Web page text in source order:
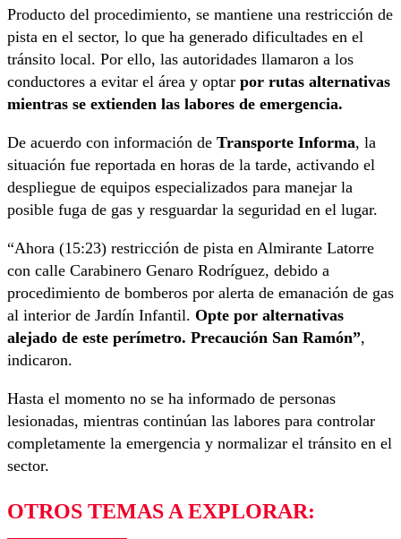
Producto del procedimiento, se mantiene una restricción de
pista en el sector, lo que ha generado dificultades en el
tránsito local. Por ello, las autoridades llamaron a los
conductores a evitar el área y optar por rutas alternativas
mientras se extienden las labores de emergencia.
De acuerdo con información de Transporte Informa, la
situación fue reportada en horas de la tarde, activando el
despliegue de equipos especializados para manejar la
posible fuga de gas y resguardar la seguridad en el lugar.
“Ahora (15:23) restricción de pista en Almirante Latorre
con calle Carabinero Genaro Rodríguez, debido a
procedimiento de bomberos por alerta de emanación de gas
al interior de Jardín Infantil. Opte por alternativas
alejado de este perímetro. Precaución San Ramón”,
indicaron.
Hasta el momento no se ha informado de personas
lesionadas, mientras continúan las labores para controlar
completamente la emergencia y normalizar el tránsito en el
sector.
OTROS TEMAS A EXPLORAR: